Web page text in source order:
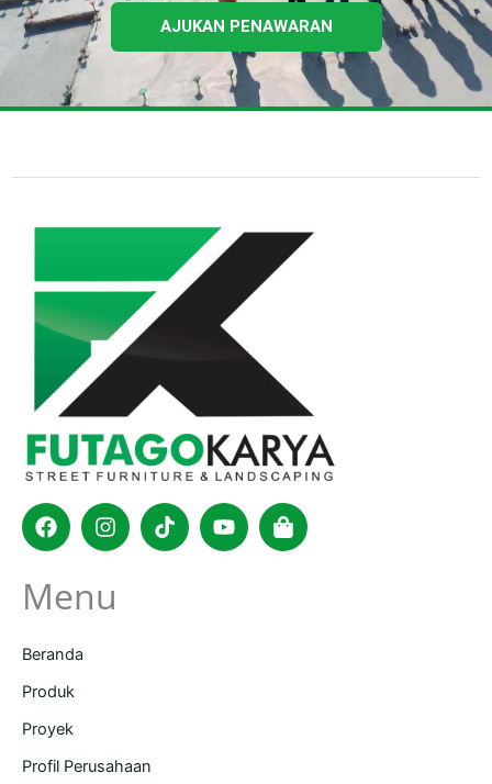
AJUKAN PENAWARAN
FacebookInstagram
TiktokYoutubeShopping-
bag
Menu
Beranda
Produk
Proyek
Profil Perusahaan